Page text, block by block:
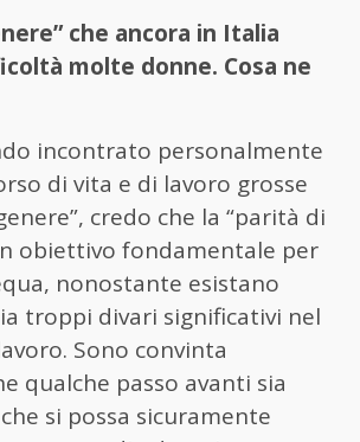
che ancora in Italia
molte donne. Cosa ne
incontrato personalmente
di vita e di lavoro grosse
credo che la “parità di
obiettivo fondamentale per
nonostante esistano
troppi divari significativi nel
Sono convinta
qualche passo avanti sia
si possa sicuramente